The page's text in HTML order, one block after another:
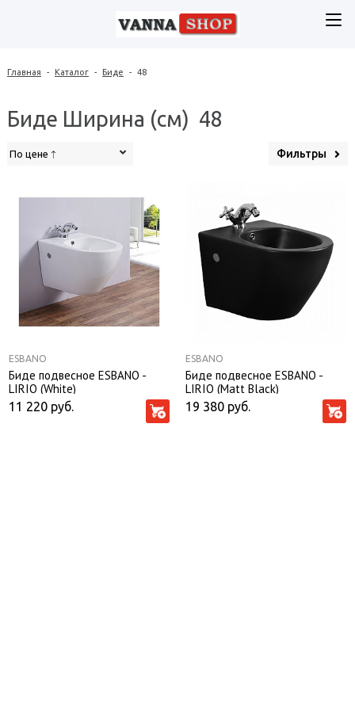
Главная - Каталог - Биде - 48
Биде Ширина (см) 48
По цене Фильтры
ESBANO
Биде подвесное ESBANO -
LIRIO (White)
11 220 руб.
ESBANO
Биде подвесное ESBANO -
LIRIO (Matt Black)
19 380 руб.